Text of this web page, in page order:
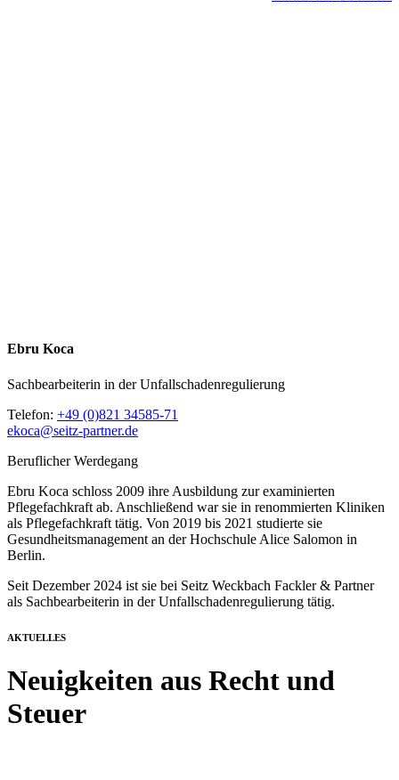
Ebru Koca
Sachbearbeiterin in der Unfallschadenregulierung
Telefon: +49 (0)821 34585-71
ekoca@seitz-partner.de
Beruflicher Werdegang
Ebru Koca schloss 2009 ihre Ausbildung zur examinierten
Pflegefachkraft ab. Anschließend war sie in renommierten Kliniken
als Pflegefachkraft tätig. Von 2019 bis 2021 studierte sie
Gesundheitsmanagement an der Hochschule Alice Salomon in
Berlin.
Seit Dezember 2024 ist sie bei Seitz Weckbach Fackler & Partner
als Sachbearbeiterin in der Unfallschadenregulierung tätig.
AKTUELLES
Neuigkeiten aus Recht und
Steuer